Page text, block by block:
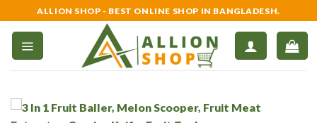
to
content
ALLION SHOP - BEST ONLINE SHOP IN BANGLADESH.